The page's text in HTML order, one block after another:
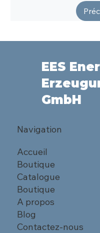
EES
GmbH
Navigation
Accueil
Boutique
Catalogue
Boutique
A propos
Blog
Contactez-nous